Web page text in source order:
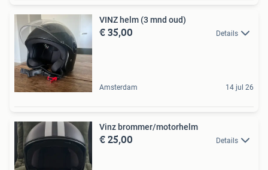
VINZ helm (3 mnd oud)
€ 35,00 Details
Amsterdam 14 jul 26
Vinz brommer/motorhelm
€ 25,00 Details